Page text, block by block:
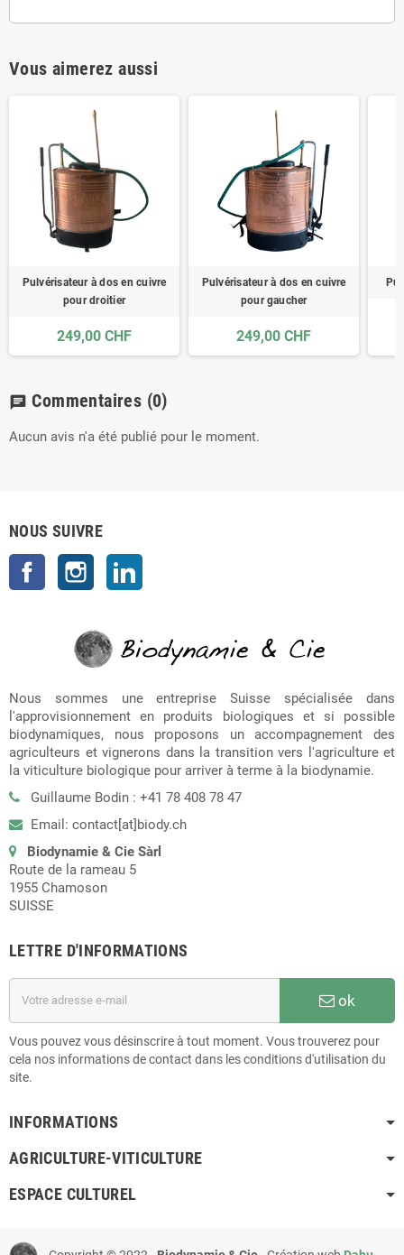
Vous aimerez aussi
Pulvérisateur à dos en cuivre
pour droitier
249,00 CHF
Pulvérisateur à dos en cuivre
pour gaucher
249,00 CHF
chat Commentaires (0)
Aucun avis n'a été publié pour le moment.
NOUS SUIVRE
Facebook Instagram
Nous sommes une entreprise Suisse spécialisée dans
l'approvisionnement en produits biologiques et si possible
biodynamiques, nous proposons un accompagnement des
agriculteurs et vignerons dans la transition vers l'agriculture et
la viticulture biologique pour arriver à terme à la biodynamie.
Guillaume Bodin : +41 78 408 78 47
Email: contact[at]biody.ch
Biodynamie & Cie Sàrl
Route de la rameau 5
1955 Chamoson
SUISSE
LETTRE D'INFORMATIONS
ok
Vous pouvez vous désinscrire à tout moment. Vous trouverez pour
cela nos informations de contact dans les conditions d'utilisation du
site.
INFORMATIONS
AGRICULTURE-VITICULTURE
ESPACE CULTUREL